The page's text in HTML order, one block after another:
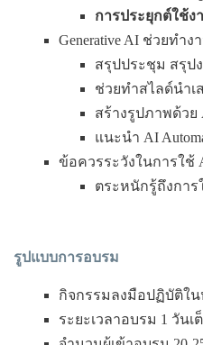
การประยุกต์ใช้ง
Generative AI ช่วยทำง
สรุปประชุม สรุป
ช่วยทำสไลด์นำเ
สร้างรูปภาพด้วย
แนะนำ AI
ข้อควรระวังในการใช้
ตระหนักรู้ถึงกา
รูปแบบการอบรม
กิจกรรมลงมือปฏิบัติใน
ระยะเวลาอบรม 1 วันเ